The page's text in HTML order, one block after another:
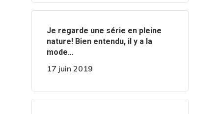
‍️Je regarde une série en pleine
nature! Bien entendu, il y a la
mode…
17 juin 2019